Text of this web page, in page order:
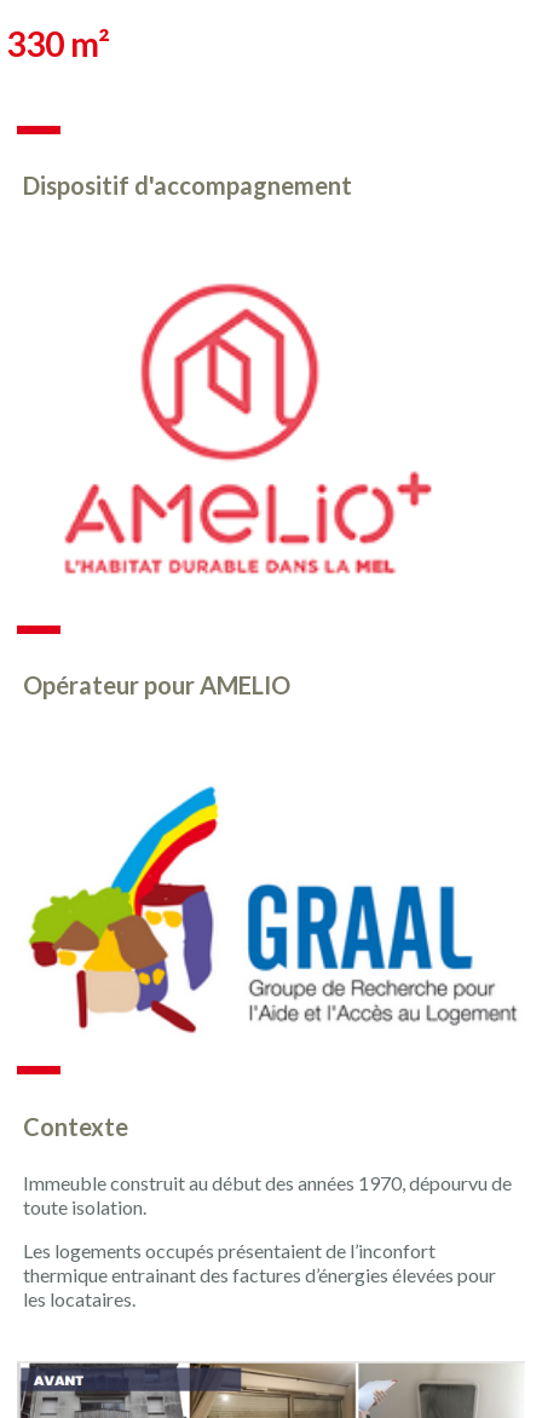
330 m²
Dispositif d'accompagnement
Opérateur pour AMELIO
Contexte
Immeuble construit au début des années 1970, dépourvu de
toute isolation.
Les logements occupés présentaient de l’inconfort
thermique entrainant des factures d’énergies élevées pour
les locataires.